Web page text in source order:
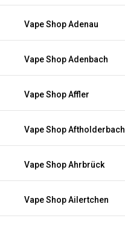
Vape Shop Adenau
Vape Shop Adenbach
Vape Shop Affler
Vape Shop Aftholderbach
Vape Shop Ahrbrück
Vape Shop Ailertchen